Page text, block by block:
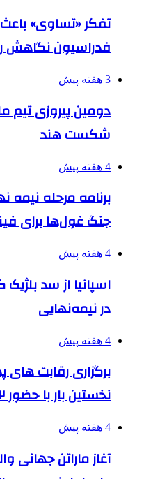
تفکر «تساوی»
فدراسیون نگاهش
3 هفته پیش
دومین پیروزی تیم
شکست هند
4 هفته پیش
برنامه مرحله
جنگ غول‌ها برای
4 هفته پیش
اسپانیا از سد
در نیمه‌نهایی
4 هفته پیش
برگزاری رقابت
نخستین بار با حضور ۴۲ تیم
4 هفته پیش
آغاز ماراتن جهانی